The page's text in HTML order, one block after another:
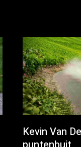
Kevin Van